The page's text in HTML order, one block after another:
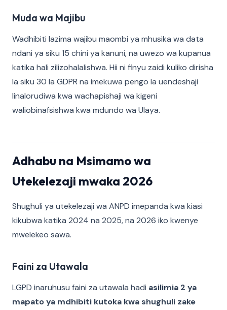
Muda wa Majibu
Wadhibiti lazima wajibu maombi ya mhusika wa data
ndani ya siku 15 chini ya kanuni, na uwezo wa kupanua
katika hali zilizohalalishwa. Hii ni finyu zaidi kuliko dirisha
la siku 30 la GDPR na imekuwa pengo la uendeshaji
linalorudiwa kwa wachapishaji wa kigeni
waliobinafsishwa kwa mdundo wa Ulaya.
Adhabu na Msimamo wa
Utekelezaji mwaka 2026
Shughuli ya utekelezaji wa ANPD imepanda kwa kiasi
kikubwa katika 2024 na 2025, na 2026 iko kwenye
mwelekeo sawa.
Faini za Utawala
LGPD inaruhusu faini za utawala hadi asilimia 2 ya
mapato ya mdhibiti kutoka kwa shughuli zake